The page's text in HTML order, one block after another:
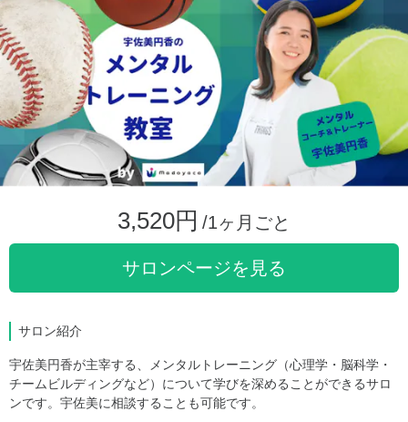
3,520円 /1ヶ月ごと
サロンページを見る
サロン紹介
宇佐美円香が主宰する、メンタルトレーニング（心理学・脳科学・
チームビルディングなど）について学びを深めることができるサロ
ンです。宇佐美に相談することも可能です。